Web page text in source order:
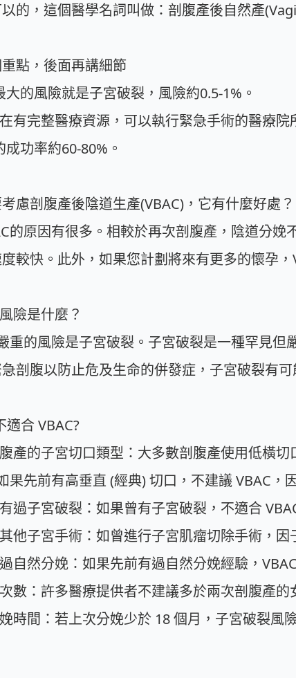
的，這個醫學名詞叫做：剖腹產後自然產
點，後面再講細節
大的風險就是子宮破裂，風險約0.5-1%。
有完整醫療資源，可以執行緊急手術的醫療院
成功率約60-80%。
慮剖腹產後陰道生產(VBAC)，它有什麼好處？
的原因有很多。相較於再次剖腹產，陰道分
較快。此外，如果您計劃將來有更多的懷孕
險是什麼？
重的風險是子宮破裂。子宮破裂是一種罕見
剖腹以防止危及生命的併發症，子宮破裂有
適合 VBAC?
產的子宮切口類型：大多數剖腹產使用低橫
果先前有高垂直 (經典) 切口，不建議 VBAC，
過子宮破裂：如果曾有子宮破裂，不適合
他子宮手術：如曾進行子宮肌瘤切除手術，因
自然分娩：如果先前有過自然分娩經驗，
數：許多醫療提供者不建議多於兩次剖腹產的
時間：若上次分娩少於 18 個月，子宮破裂風